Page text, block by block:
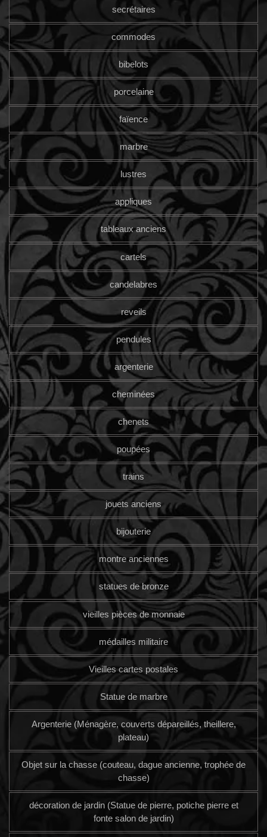
secrétaires
commodes
bibelots
porcelaine
faïence
marbre
lustres
appliques
tableaux anciens
cartels
candelabres
reveils
pendules
argenterie
cheminées
chenets
poupées
trains
jouets anciens
bijouterie
montre anciennes
statues de bronze
vieilles pièces de monnaie
médailles militaire
Vieilles cartes postales
Statue de marbre
Argenterie (Ménagère, couverts dépareillés, theillere,
plateau)
Objet sur la chasse (couteau, dague ancienne, trophée de
chasse)
décoration de jardin (Statue de pierre, potiche pierre et
fonte salon de jardin)